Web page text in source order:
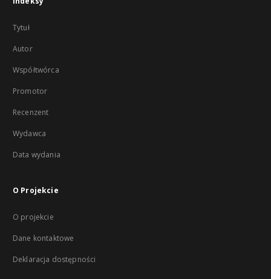
Tytuł
Autor
Współtwórca
Promotor
Recenzent
Wydawca
Data wydania
O Projekcie
O projekcie
Dane kontaktowe
Deklaracja dostępności